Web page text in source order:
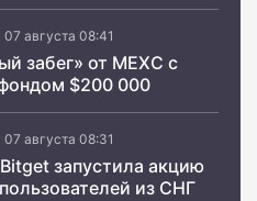
07 августа 08:41
забег» от MEXC с
$200 000
07 августа 08:31
запустила акцию
из СНГ